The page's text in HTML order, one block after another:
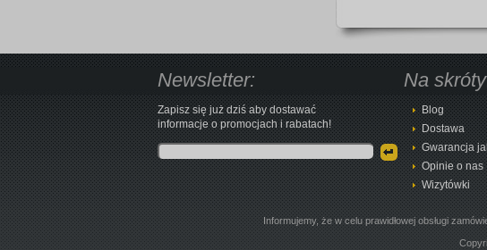
Newsletter:
Zapisz się już dziś aby dostawać
informacje o promocjach i rabatach!
Na
Blog
Dostawa
Gwarancja
Opinie o nas
Wizytówki
Informujemy, że w celu prawidłowej obsługi